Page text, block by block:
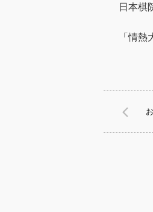
日本棋
「情